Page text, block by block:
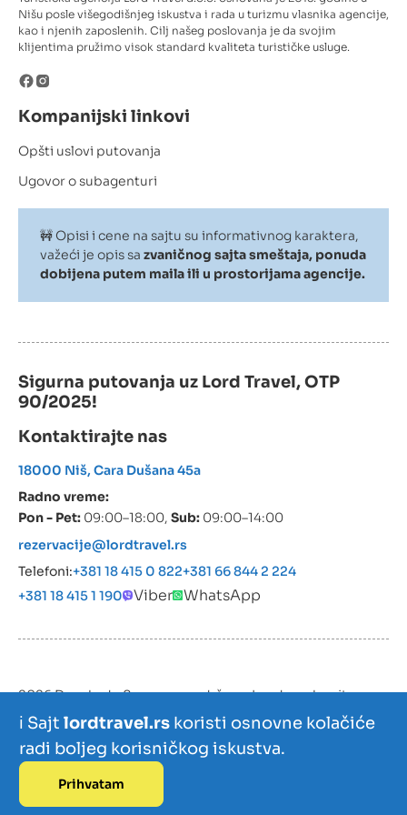
Nišu posle višegodišnjeg iskustva i rada u turizmu vlasnika agencije,
kao i njenih zaposlenih. Cilj našeg poslovanja je da svojim
klijentima pružimo visok standard kvaliteta turističke usluge.
Kompanijski linkovi
Opšti uslovi putovanja
Ugovor o subagenturi
🚧 Opisi i cene na sajtu su informativnog karaktera,
važeći je opis sa zvaničnog sajta smeštaja, ponuda
dobijena putem maila ili u prostorijama agencije.
Sigurna putovanja uz Lord Travel, OTP
90/2025!
Kontaktirajte nas
18000 Niš, Cara Dušana 45a
Radno vreme:
Pon - Pet: 09:00–18:00, Sub: 09:00–14:00
rezervacije@lordtravel.rs
Telefoni:+381 18 415 0 822+381 66 844 2 224
+381 18 415 1 190
Viber WhatsApp
2026 Devokado Sva prava zadržana. Izrada web sajta:
Izdvajamo
ℹ️ Sajtlordtravel.rs koristi osnovne kolačiće
radi boljeg korisničkog iskustva.
Prihvatam